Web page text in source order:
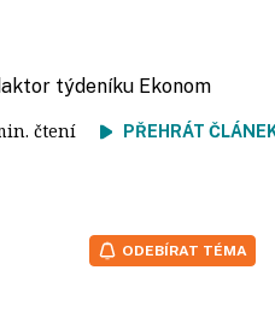
týdeníku Ekonom
čtení PŘEHRÁT
ODEBÍRAT TÉMA